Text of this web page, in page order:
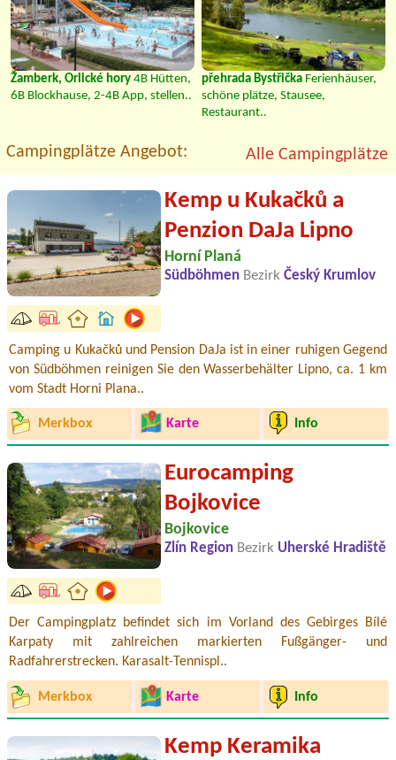
Žamberk, Orlické hory 4B Hütten,
6B Blockhause, 2-4B App, stellen..
přehrada Bystřička Ferienhäuser,
schöne plätze, Stausee,
Restaurant..
Campingplätze Angebot: Alle Campingplätze
Kemp u Kukačků a
Penzion DaJa Lipno
Horní Planá
Südböhmen Bezirk Český Krumlov
Camping u Kukačků und Pension DaJa ist in einer ruhigen Gegend
von Südböhmen reinigen Sie den Wasserbehälter Lipno, ca. 1 km
vom Stadt Horni Plana..
Merkbox Karte Info
Eurocamping
Bojkovice
Bojkovice
Zlín Region Bezirk Uherské Hradiště
Der Campingplatz befindet sich im Vorland des Gebirges Bílé
Karpaty mit zahlreichen markierten Fußgänger- und
Radfahrerstrecken. Karasalt-Tennispl..
Merkbox Karte Info
Kemp Keramika